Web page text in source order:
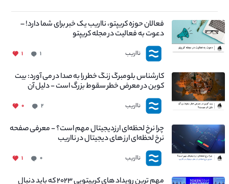
فعالان حوزه کریپتو، نااریب یک خبر برای شما دارد! –
دعوت به فعالیت در مجله کریپتو
نااریب ۱ ۱
کارشناس بلومبرگ زنگ خطر را به صدا در می آورد: بیت
کوین در معرض خطر سقوط بزرگ است - دلیل آن
چیست؟
نااریب ۲ ۰
چرا نرخ لحظه‌ای ارزدیجیتال مهم است؟ - معرفی صفحه
نرخ لحظه‌ای ارز های دیجیتال در نااریب
نااریب ۰ ۱
مهم ترین رویداد های کریپتویی ۲۰۲۳ که باید دنبال